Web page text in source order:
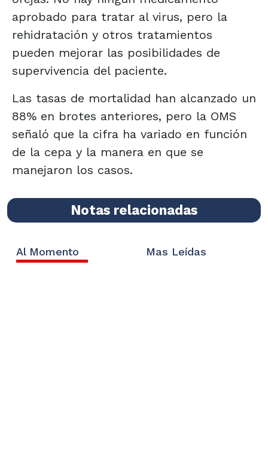
aprobado para tratar al virus, pero la
rehidratación y otros tratamientos
pueden mejorar las posibilidades de
supervivencia del paciente.
Las tasas de mortalidad han alcanzado un
88% en brotes anteriores, pero la OMS
señaló que la cifra ha variado en función
de la cepa y la manera en que se
manejaron los casos.
Notas relacionadas
Al Momento Mas Leídas